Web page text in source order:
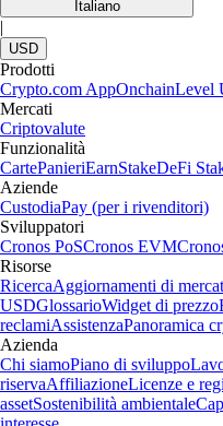
Italiano
|
USD
Prodotti
Crypto.com AppOnchainLevel
Mercati
Criptovalute
Funzionalità
CartePanieriEarnStakeDeFi
Aziende
CustodiaPay (per i rivenditori)
Sviluppatori
Cronos PoSCronos EVM
Risorse
RicercaAggiornamenti di
USDGlossarioWidget di prezzo
reclamiAssistenzaPanoramica
Azienda
Chi siamoPiano di sviluppo
riservaAffiliazioneLicenze e
assetSostenibilità ambientale